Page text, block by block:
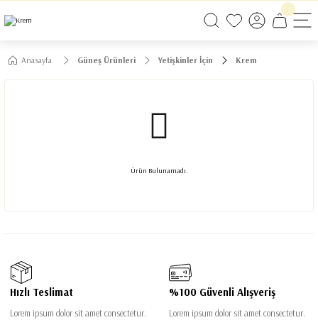
750 TL VE ÜZERİ ALIŞVERİŞLERİNİZDE KARGO BEDAVA! #2
Anasayfa Güneş Ürünleri Yetişkinler İçin Krem
Ürün Bulunamadı.
Hızlı Teslimat
Lorem ipsum dolor sit amet consectetur.
%100 Güvenli Alışveriş
Lorem ipsum dolor sit amet consectetur.